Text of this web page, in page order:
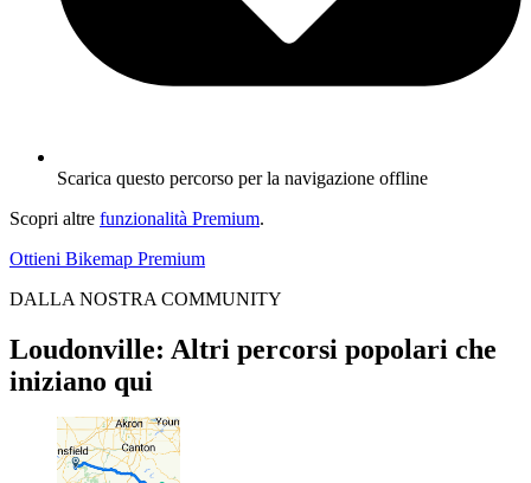
Scarica questo percorso per la navigazione offline
Scopri altre funzionalità Premium.
Ottieni Bikemap Premium
DALLA NOSTRA COMMUNITY
Loudonville: Altri percorsi popolari che
iniziano qui